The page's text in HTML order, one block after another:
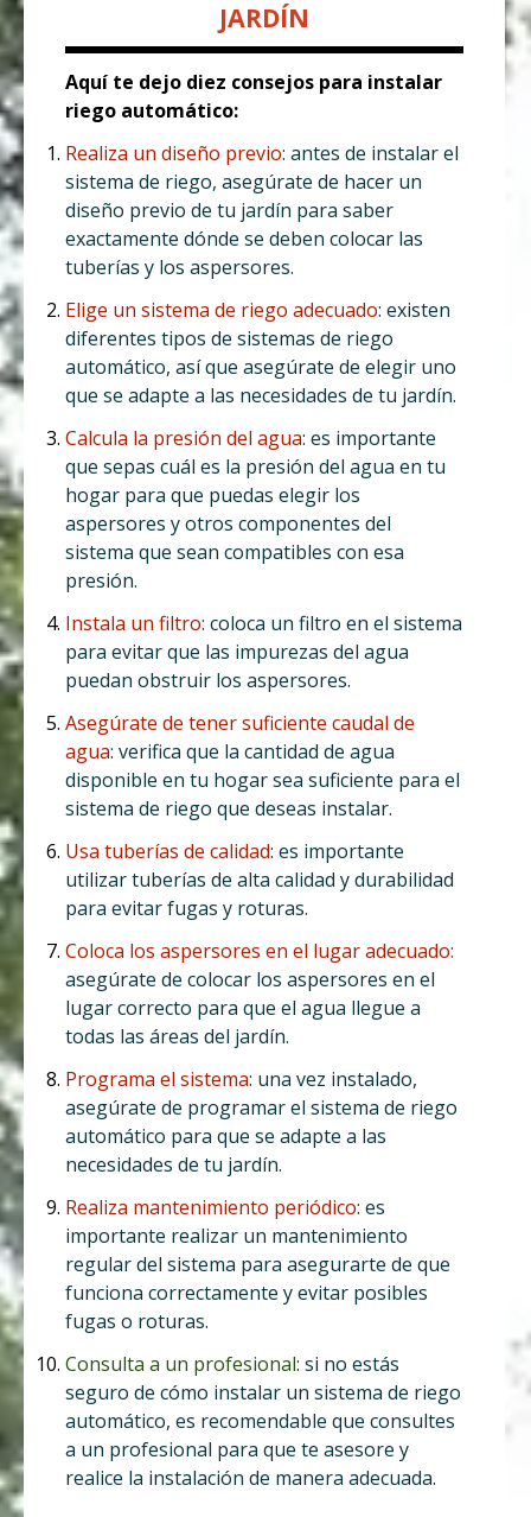
JARDÍN
Aquí te dejo diez consejos para instalar
riego automático:
Realiza un diseño previo: antes de instalar el
sistema de riego, asegúrate de hacer un
diseño previo de tu jardín para saber
exactamente dónde se deben colocar las
tuberías y los aspersores.
Elige un sistema de riego adecuado: existen
diferentes tipos de sistemas de riego
automático, así que asegúrate de elegir uno
que se adapte a las necesidades de tu jardín.
Calcula la presión del agua: es importante
que sepas cuál es la presión del agua en tu
hogar para que puedas elegir los
aspersores y otros componentes del
sistema que sean compatibles con esa
presión.
Instala un filtro: coloca un filtro en el sistema
para evitar que las impurezas del agua
puedan obstruir los aspersores.
Asegúrate de tener suficiente caudal de
agua: verifica que la cantidad de agua
disponible en tu hogar sea suficiente para el
sistema de riego que deseas instalar.
Usa tuberías de calidad: es importante
utilizar tuberías de alta calidad y durabilidad
para evitar fugas y roturas.
Coloca los aspersores en el lugar adecuado:
asegúrate de colocar los aspersores en el
lugar correcto para que el agua llegue a
todas las áreas del jardín.
Programa el sistema: una vez instalado,
asegúrate de programar el sistema de riego
automático para que se adapte a las
necesidades de tu jardín.
Realiza mantenimiento periódico: es
importante realizar un mantenimiento
regular del sistema para asegurarte de que
funciona correctamente y evitar posibles
fugas o roturas.
Consulta a un profesional: si no estás
seguro de cómo instalar un sistema de riego
automático, es recomendable que consultes
a un profesional para que te asesore y
realice la instalación de manera adecuada.